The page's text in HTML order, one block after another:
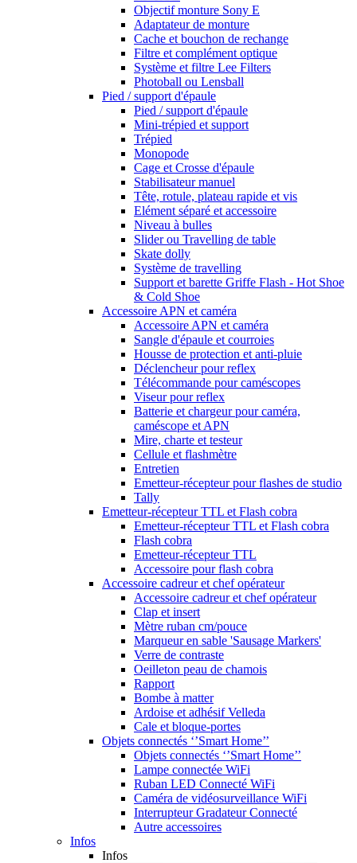
Objectif monture Sony E
Adaptateur de monture
Cache et bouchon de rechange
Filtre et complément optique
Système et filtre Lee Filters
Photoball ou Lensball
Pied / support d'épaule
Pied / support d'épaule
Mini-trépied et support
Trépied
Monopode
Cage et Crosse d'épaule
Stabilisateur manuel
Tête, rotule, plateau rapide et vis
Elément séparé et accessoire
Niveau à bulles
Slider ou Travelling de table
Skate dolly
Système de travelling
Support et barette Griffe Flash - Hot Shoe
& Cold Shoe
Accessoire APN et caméra
Accessoire APN et caméra
Sangle d'épaule et courroies
Housse de protection et anti-pluie
Déclencheur pour reflex
Télécommande pour caméscopes
Viseur pour reflex
Batterie et chargeur pour caméra,
caméscope et APN
Mire, charte et testeur
Cellule et flashmètre
Entretien
Emetteur-récepteur pour flashes de studio
Tally
Emetteur-récepteur TTL et Flash cobra
Emetteur-récepteur TTL et Flash cobra
Flash cobra
Emetteur-récepteur TTL
Accessoire pour flash cobra
Accessoire cadreur et chef opérateur
Accessoire cadreur et chef opérateur
Clap et insert
Mètre ruban cm/pouce
Marqueur en sable 'Sausage Markers'
Verre de contraste
Oeilleton peau de chamois
Rapport
Bombe à matter
Ardoise et adhésif Velleda
Cale et bloque-portes
Objets connectés ‘’Smart Home’’
Objets connectés ‘’Smart Home’’
Lampe connectée WiFi
Ruban LED Connecté WiFi
Caméra de vidéosurveillance WiFi
Interrupteur Gradateur Connecté
Autre accessoires
Infos
Infos